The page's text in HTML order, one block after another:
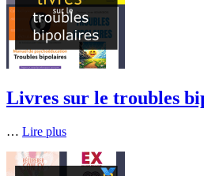
Livres sur le troubles
… Lire plus